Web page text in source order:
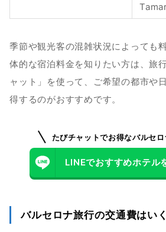
季節や観光客の混雑状況によっても
体的な宿泊料金を知りたい方は、旅
ャット」を使って、ご希望の都市や
得するのがおすすめです。
たびチャットでお得なバルセ
LINEでおすすめホテル
バルセロナ旅行の交通費はい